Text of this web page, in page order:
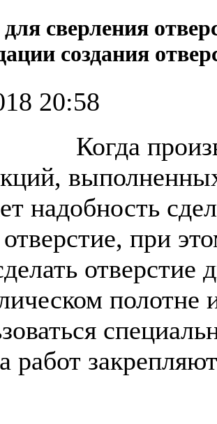
сверления
создания
20:58
Когда
надобность
при
работ